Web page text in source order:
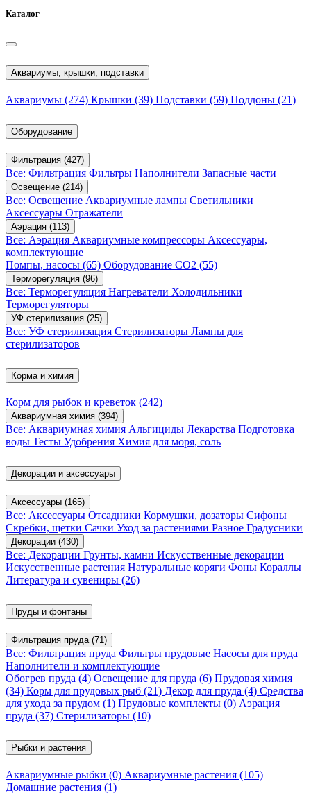
Каталог
Аквариумы, крышки, подставки
Аквариумы (274) Крышки (39) Подставки (59) Поддоны (21)
Оборудование
Фильтрация (427)
Все: Фильтрация Фильтры Наполнители Запасные части
Освещение (214)
Все: Освещение Аквариумные лампы Светильники
Аксессуары Отражатели
Аэрация (113)
Все: Аэрация Аквариумные компрессоры Аксессуары,
комплектующие
Помпы, насосы (65) Оборудование CO2 (55)
Терморегуляция (96)
Все: Терморегуляция Нагреватели Холодильники
Терморегуляторы
УФ стерилизация (25)
Все: УФ стерилизация Стерилизаторы Лампы для
стерилизаторов
Корма и химия
Корм для рыбок и креветок (242)
Аквариумная химия (394)
Все: Аквариумная химия Альгициды Лекарства Подготовка
воды Тесты Удобрения Химия для моря, соль
Декорации и аксессуары
Аксессуары (165)
Все: Аксессуары Отсадники Кормушки, дозаторы Сифоны
Скребки, щетки Сачки Уход за растениями Разное Градусники
Декорации (430)
Все: Декорации Грунты, камни Искусственные декорации
Искусственные растения Натуральные коряги Фоны Кораллы
Литература и сувениры (26)
Пруды и фонтаны
Фильтрация пруда (71)
Все: Фильтрация пруда Фильтры прудовые Насосы для пруда
Наполнители и комплектующие
Обогрев пруда (4) Освещение для пруда (6) Прудовая химия
(34) Корм для прудовых рыб (21) Декор для пруда (4) Средства
для ухода за прудом (1) Прудовые комплекты (0) Аэрация
пруда (37) Стерилизаторы (10)
Рыбки и растения
Аквариумные рыбки (0) Аквариумные растения (105)
Домашние растения (1)